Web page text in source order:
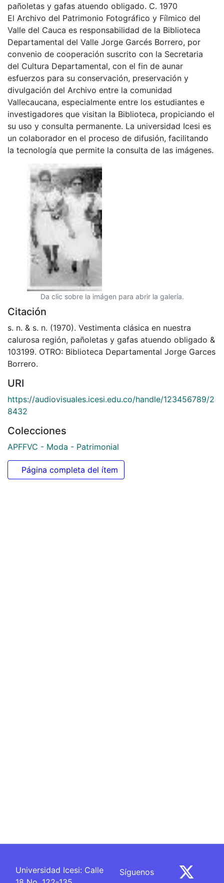
pañoletas y gafas atuendo obligado. C. 1970
El Archivo del Patrimonio Fotográfico y Fílmico del
Valle del Cauca es responsabilidad de la Biblioteca
Departamental del Valle Jorge Garcés Borrero, por
convenio de cooperación suscrito con la Secretaria
del Cultura Departamental, con el fin de aunar
esfuerzos para su conservación, preservación y
divulgación del Archivo entre la comunidad
Vallecaucana, especialmente entre los estudiantes e
investigadores que visitan la Biblioteca, propiciando el
su uso y consulta permanente. La universidad Icesi es
un colaborador en el proceso de difusión, facilitando
la tecnología que permite la consulta de las imágenes.
Da clic sobre la imágen para abrir la galería.
Citación
s. n. & s. n. (1970). Vestimenta clásica en nuestra
calurosa región, pañoletas y gafas atuendo obligado &
103199. OTRO: Biblioteca Departamental Jorge Garces
Borrero.
URI
https://audiovisuales.icesi.edu.co/handle/123456789/2
8432
Colecciones
APFFVC - Moda - Patrimonial
Página completa del ítem
Universidad Icesi: Calle